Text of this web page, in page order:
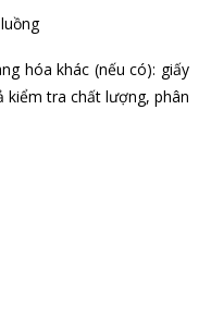
hóa khác (nếu có): giấy
kiểm tra chất lượng, phân